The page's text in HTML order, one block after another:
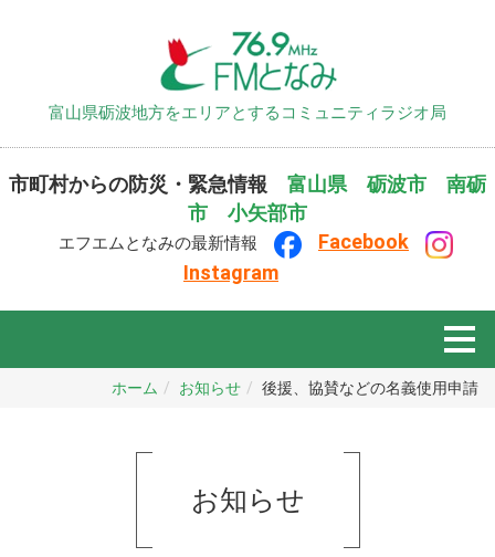
富山県砺波地方をエリアとするコミュニティラジオ局
市町村からの防災・緊急情報 富山県 砺波市
南砺
市
小矢部市
エフエムとなみの最新情報 Facebook
Instagram
ホーム お知らせ 後援、協賛などの名義使用申請
お知らせ